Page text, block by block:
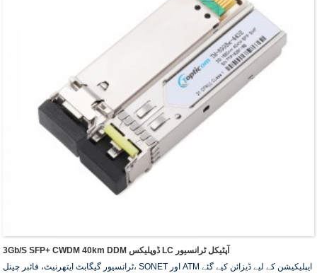
3Gb/s SFP+ CWDM 40km DDM ڈوپلیکس LC آپٹیکل ٹرانسیور
ٹرانسیور گیگابٹ ایتھرنیٹ، فائبر چینل، SONET اور ATM ایپلیکیشن کے لیے ڈیزائن کیے گئے